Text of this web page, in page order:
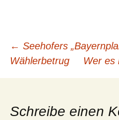
Beitrags-
Navigation
← Seehofers
Wählerbetrug
Wer es
Schreibe einen